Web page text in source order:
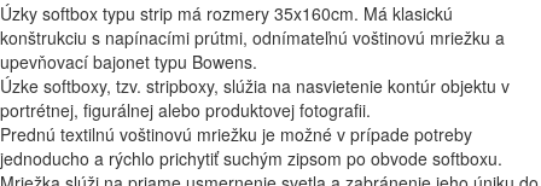
Úzky softbox typu strip má rozmery 35x160cm. Má klasickú
konštrukciu s napínacími prútmi, odnímateľnú voštinovú mriežku a
upevňovací bajonet typu Bowens.
Úzke softboxy, tzv. stripboxy, slúžia na nasvietenie kontúr objektu v
portrétnej, figurálnej alebo produktovej fotografii.
Prednú textilnú voštinovú mriežku je možné v prípade potreby
jednoducho a rýchlo prichytiť suchým zipsom po obvode softboxu.